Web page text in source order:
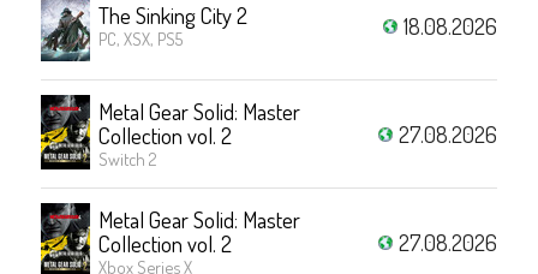
The Sinking City 2
PC, XSX, PS5 18.08.2026
Metal Gear Solid: Master
Collection vol. 2
Switch 2
27.08.2026
Metal Gear Solid: Master
Collection vol. 2
Xbox Series X
27.08.2026